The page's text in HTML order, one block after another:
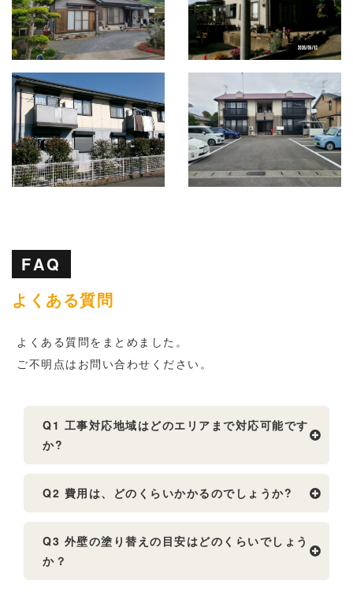
FAQ
よくある質問
よくある質問をまとめました。
ご不明点はお問い合わせください。
Q1 工事対応地域はどのエリアまで対応可能です
か?
Q2 費用は、どのくらいかかるのでしょうか?
Q3 外壁の塗り替えの目安はどのくらいでしょう
か？